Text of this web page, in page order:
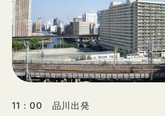
11：00 品川出発